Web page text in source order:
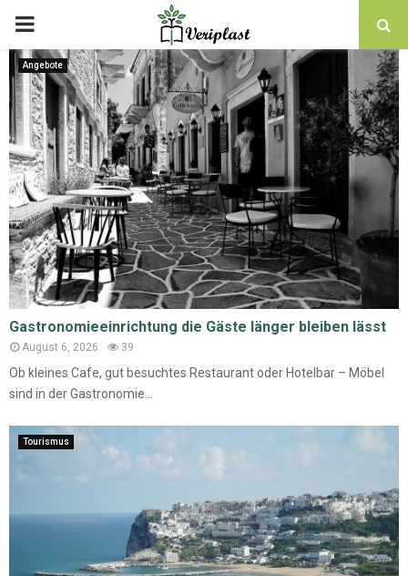
Angebote
Gastronomieeinrichtung die Gäste länger bleiben lässt
August 6, 2026 39
Ob kleines Cafe, gut besuchtes Restaurant oder Hotelbar – Möbel
sind in der Gastronomie...
Tourismus